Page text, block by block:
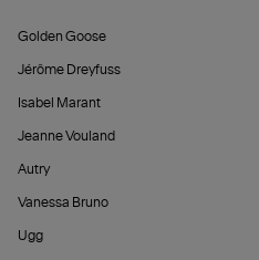
Golden Goose
Jérôme Dreyfuss
Isabel Marant
Jeanne Vouland
Autry
Vanessa Bruno
Ugg